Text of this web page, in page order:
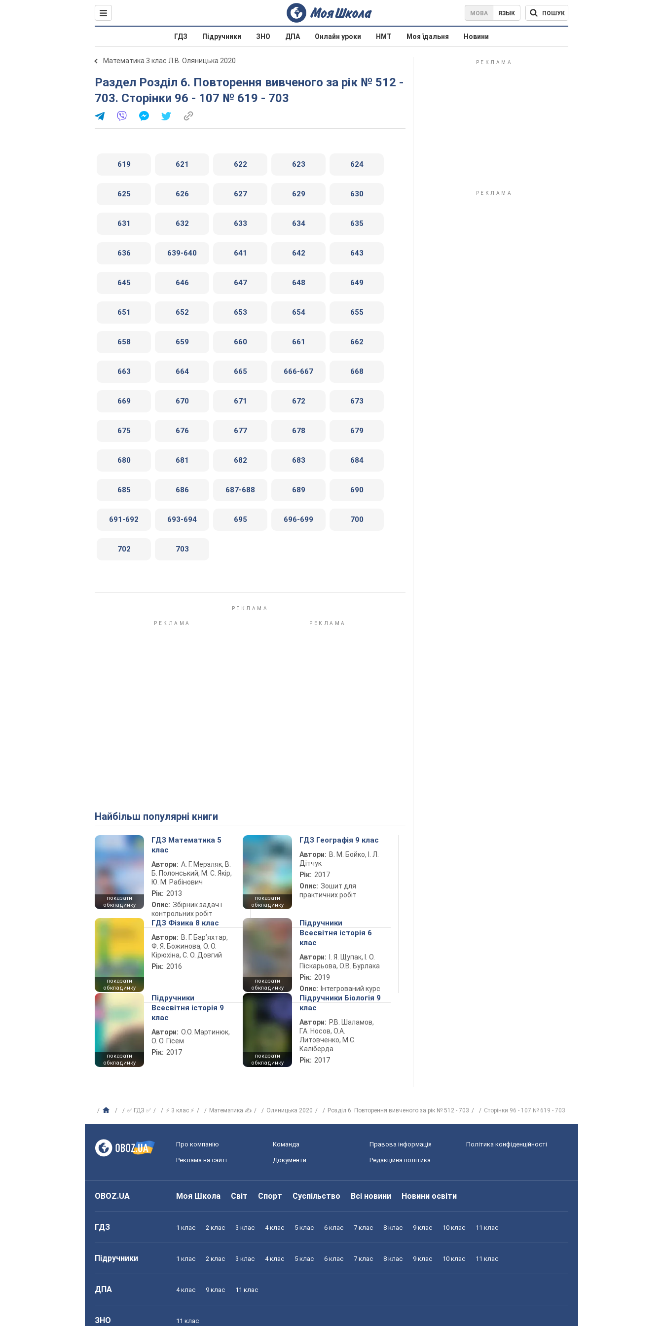
МОВА ЯЗЫК ПОШУК
ГДЗ Підручники ЗНО ДПА Онлайн уроки НМТ Моя їдальня Новини
Математика 3 клас Л.В. Оляницька 2020
Раздел Розділ 6. Повторення вивченого за рік № 512 -
703. Сторінки 96 - 107 № 619 - 703
619 621 622 623 624
625 626 627 629 630
631 632 633 634 635
636 639-640 641 642 643
645 646 647 648 649
651 652 653 654 655
658 659 660 661 662
663 664 665 666-667 668
669 670 671 672 673
675 676 677 678 679
680 681 682 683 684
685 686 687-688 689 690
691-692 693-694 695 696-699 700
702 703
Найбільш популярні книги
показати
обкладинку
ГДЗ Математика 5
клас
Автори: А. Г. Мерзляк, В.
Б. Полонський, М. С. Якір,
Ю. М. Рабінович
Рік: 2013
Опис: Збірник задач і
контрольних робіт
показати
обкладинку
ГДЗ Географія 9 клас
Автори: В. М. Бойко, І. Л.
Дітчук
Рік: 2017
Опис: Зошит для
практичних робіт
показати
обкладинку
ГДЗ Фізика 8 клас
Автори: В. Г. Бар’яхтар,
Ф. Я. Божинова, О. О.
Кірюхіна, С. О. Довгий
Рік: 2016
показати
обкладинку
Підручники
Всесвітня історія 6
клас
Автори:
І. Я. Щупак, І. О.
Піскарьова, О.В. Бурлака
Рік: 2019
Опис: Інтегрований курс
показати
обкладинку
Підручники
Всесвітня історія 9
клас
Автори: О.О. Мартинюк,
О. О. Гісем
Рік: 2017
показати
обкладинку
Підручники Біологія 9
клас
Автори: Р.В. Шаламов,
Г.А. Носов, О.А.
Литовченко, М.С.
Каліберда
Рік: 2017
✅ ГДЗ ✅ ⚡ 3 клас ⚡ Математика ✍ Оляницька 2020 Розділ 6. Повторення вивченого за рік № 512 - 703 Сторінки 96 - 107 № 619 - 703
Про компанію Команда Правова інформація Політика конфіденційності
Реклама на сайті Документи Редакційна політика
OBOZ.UA Моя Школа Світ Спорт Суспільство Всі новини Новини освіти
ГДЗ 1 клас 2 клас 3 клас 4 клас 5 клас 6 клас 7 клас 8 клас 9 клас 10 клас 11 клас
Підручники 1 клас 2 клас 3 клас 4 клас 5 клас 6 клас 7 клас 8 клас 9 клас 10 клас 11 клас
ДПА 4 клас 9 клас 11 клас
ЗНО 11 клас